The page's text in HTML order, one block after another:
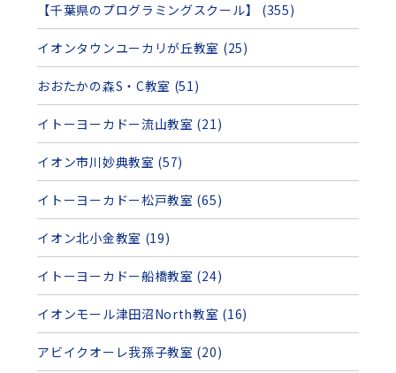
【千葉県のプログラミングスクール】 (355)
イオンタウンユーカリが丘教室 (25)
おおたかの森S・C教室 (51)
イトーヨーカドー流山教室 (21)
イオン市川妙典教室 (57)
イトーヨーカドー松戸教室 (65)
イオン北小金教室 (19)
イトーヨーカドー船橋教室 (24)
イオンモール津田沼North教室 (16)
アビイクオーレ我孫子教室 (20)